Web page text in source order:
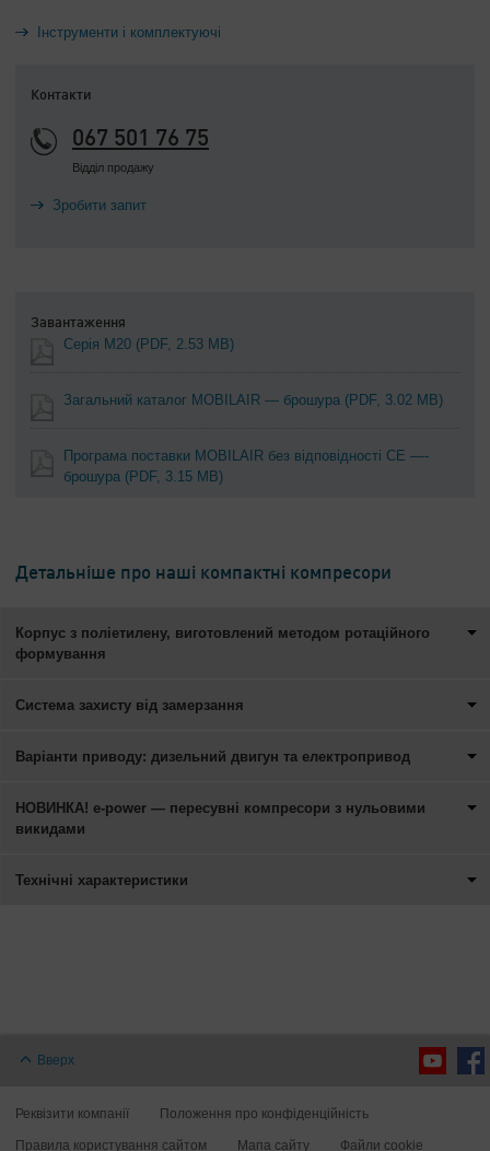
Інструменти і комплектуючі
Контакти
067 501 76 75
Відділ продажу
Зробити запит
Завантаження
Серія M20 (PDF, 2.53 MB)
Загальний каталог MOBILAIR — брошура (PDF, 3.02 MB)
Програма поставки MOBILAIR без відповідності CE —-
брошура (PDF, 3.15 MB)
Детальніше про наші компактні компресори
Корпус з поліетилену, виготовлений методом ротаційного
формування
Система захисту від замерзання
Варіанти приводу: дизельний двигун та електропривод
НОВИНКА! e-power — пересувні компресори з нульовими
викидами
Технічні характеристики
Вверх
Реквізити компанії Положення про конфіденційність
Правила користування сайтом Мапа сайту Файли cookie